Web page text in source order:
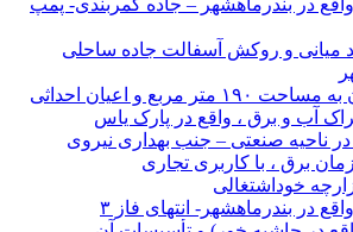
میانی و روکش آسفالت جاده ساحلی
اجاره یک باب ساختمان به مساحت ۱۹۰ متر مربع و اعیان احداثی
آب و برق ، واقع در پارک یاس
ناحیه صنعتی – جنب بهداری نیروی
برق ، با کاربری تجاری